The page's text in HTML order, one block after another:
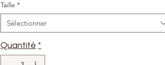
Taille *
Sélectionner
Quantité *